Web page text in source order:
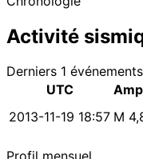
Activité
Derniers 1
UTC
2013-11-19 18:57 M